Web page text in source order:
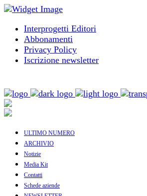
Interprogetti Editori
Abbonamenti
Privacy Policy
Iscrizione newsletter
ULTIMO NUMERO
ARCHIVIO
Notizie
Media Kit
Contatti
Schede aziende